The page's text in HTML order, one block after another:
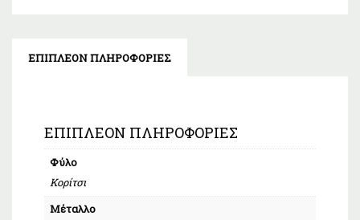
ΕΠΙΠΛΈΟΝ ΠΛΗΡΟΦΟΡΊΕΣ
ΕΠΙΠΛΈΟΝ ΠΛΗΡΟΦΟΡΊΕΣ
Φύλο
Κορίτσι
Μέταλλο